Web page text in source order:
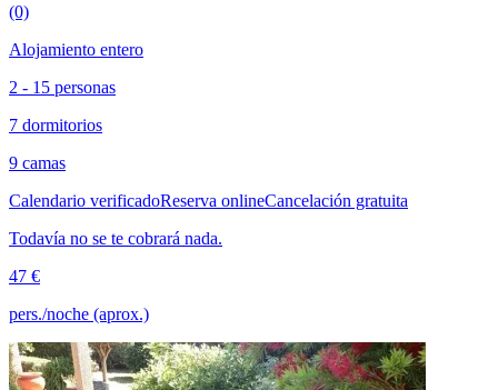
(0)
Alojamiento entero
2 - 15 personas
7 dormitorios
9 camas
Calendario verificadoReserva onlineCancelación gratuita
Todavía no se te cobrará nada.
47 €
pers./noche (aprox.)